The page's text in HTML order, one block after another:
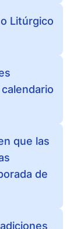
Litúrgico
que las
de